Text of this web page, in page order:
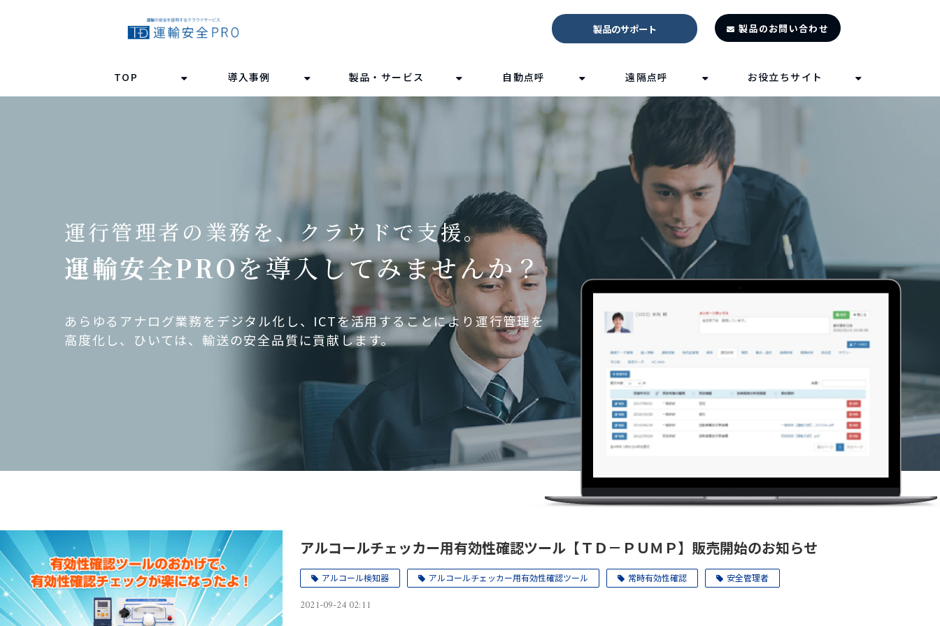
製品のサポート 製品のお問い合わせ
TOP 導入事例 製品・サービス 自動点呼 遠隔点呼 お役立ちサイト
運行管理者の業務を、クラウドで支援。
運輸安全PROを導入してみませんか？
あらゆるアナログ業務をデジタル化し、ICTを活用することにより運行管理を
高度化し、ひいては、輸送の安全品質に貢献します。
アルコールチェッカー用有効性確認ツール【ＴＤ－ＰＵＭＰ】販売開始のお知らせ
アルコール検知器 アルコールチェッカー用有効性確認ツール 常時有効性確認 安全管理者
2021-09-24 02:11